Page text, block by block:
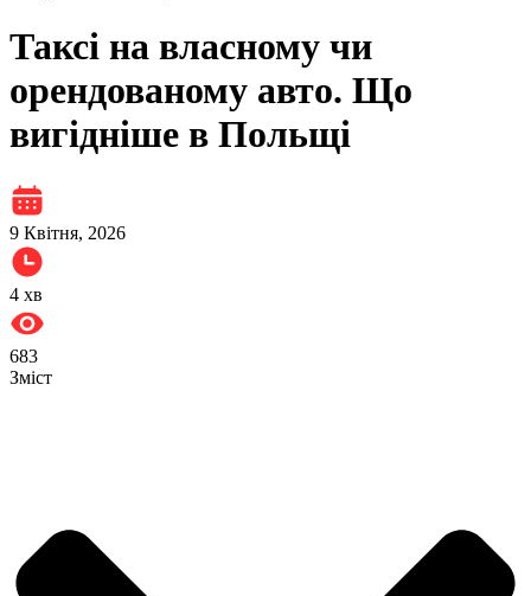
Таксі на власному чи
орендованому авто. Що
вигідніше в Польщі
9 Квітня, 2026
4 хв
683
Зміст